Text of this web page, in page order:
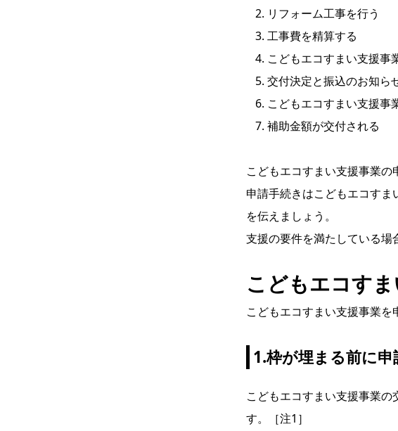
リフォーム工事を行う
工事費を精算する
こどもエコすまい支援事
交付決定と振込のお知ら
こどもエコすまい支援事
補助金額が交付される
こどもエコすまい支援事業の
申請手続きはこどもエコす
を伝えましょう。
支援の要件を満たしている場
こどもエコす
こどもエコすまい支援事業を
1.枠が埋まる前に申
こどもエコすまい支援事業
す。［注1］